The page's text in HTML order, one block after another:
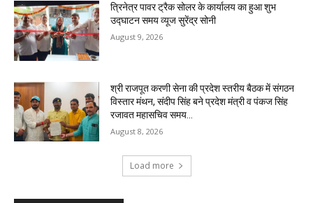
त्रिनेत्र पावर ट्रैक सोलर के कार्यालय का हुआ शुभ
उद्घाटन समय व्यूज सुरेंद्र सोनी
August 9, 2026
श्री राजपूत करणी सेना की प्रदेश स्तरीय बैठक में संगठन
विस्तार मंथन, संदीप सिंह बने प्रदेश मंत्री व पंकज सिंह
रजावत महासचिव समय...
August 8, 2026
Load more